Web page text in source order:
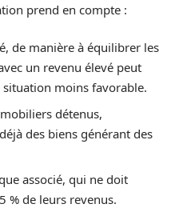
prend en compte :
de manière à équilibrer les
un revenu élevé peut
moins favorable.
détenus,
des biens générant des
associé, qui ne doit
% de leurs revenus.